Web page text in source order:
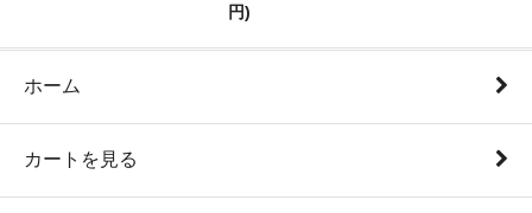
円)
ホーム
カートを見る